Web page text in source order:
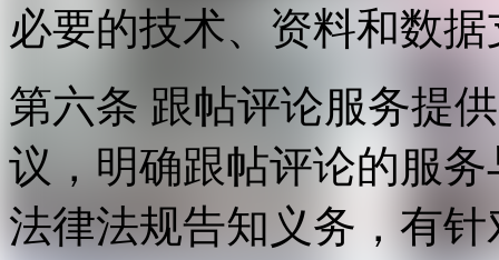
必要的技术、资料和数
第六条 跟帖评论服务提
议，明确跟帖评论的服
法律法规告知义务，有